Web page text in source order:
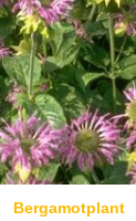
Bergamotplant